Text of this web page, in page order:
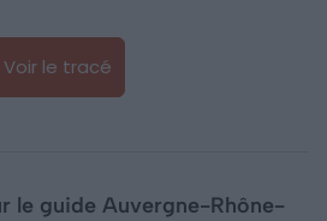
Voir le tracé
le guide Auvergne-Rhône-